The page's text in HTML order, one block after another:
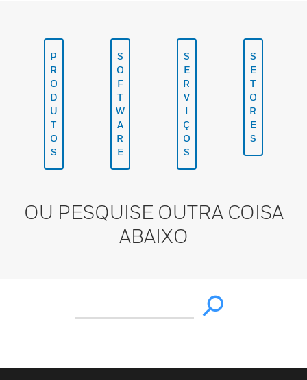
P
R
O
D
U
T
O
S
S
O
F
T
W
A
R
E
S
E
R
V
I
Ç
O
S
S
E
T
O
R
E
S
OU PESQUISE OUTRA COISA
ABAIXO